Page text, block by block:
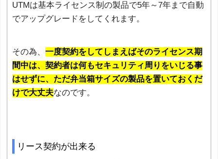
UTMは基本ライセンス制の製品で5年～7年まで自動
でアップグレードをしてくれます。
その為、 一度契約をしてしまえばそのライセンス期
間中は、契約者は何もセキュリティ周りをいじる事
はせずに、ただ弁当箱サイズの製品を置いておくだ
けで大丈夫なのです。
リース契約が出来る